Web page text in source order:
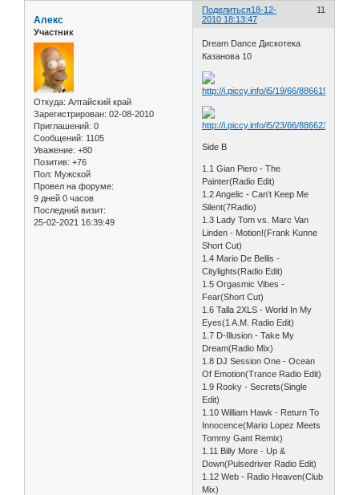
Поделиться 11
18-12-
2010 18:13:47
Алекс
Участник
Откуда: Алтайский край
Зарегистрирован: 02-08-2010
Приглашений: 0
Сообщений: 1105
Уважение: +80
Позитив: +76
Пол: Мужской
Провел на форуме:
9 дней 0 часов
Последний визит:
25-02-2021 16:39:49
Dream Dance Дискотека
Казанова 10
Side B
1.1 Gian Piero - The
Painter(Radio Edit)
1.2 Angelic - Can't Keep Me
Silent(7Radio)
1.3 Lady Tom vs. Marc Van
Linden - Motion!(Frank Kunne
Short Cut)
1.4 Mario De Bellis -
Citylights(Radio Edit)
1.5 Orgasmic Vibes -
Fear(Short Cut)
1.6 Talla 2XLS - World In My
Eyes(1 A.M. Radio Edit)
1.7 D-Illusion - Take My
Dream(Radio Mix)
1.8 DJ Session One - Ocean
Of Emotion(Trance Radio Edit)
1.9 Rooky - Secrets(Single
Edit)
1.10 William Hawk - Return To
Innocence(Mario Lopez Meets
Tommy Gant Remix)
1.11 Billy More - Up &
Down(Pulsedriver Radio Edit)
1.12 Web - Radio Heaven(Club
Mix)